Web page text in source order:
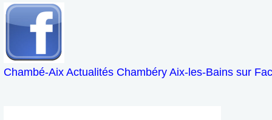
Chambé-Aix Actualités Chambéry Aix-les-Bains sur